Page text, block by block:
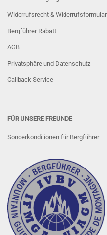
Widerrufsrecht & Widerrufsformular
Bergführer Rabatt
AGB
Privatsphäre und Datenschutz
Callback Service
FÜR UNSERE FREUNDE
Sonderkonditionen für Bergführer